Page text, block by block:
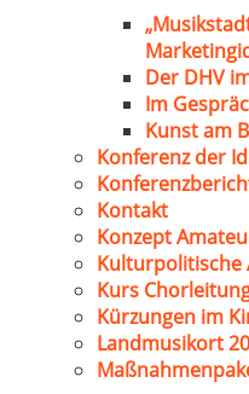
Der DHV
Im
Kunst am
Konferenz der
Kontakt
Konzept
Kulturpolitische
Kurs
Kürzungen im
Landmusikort